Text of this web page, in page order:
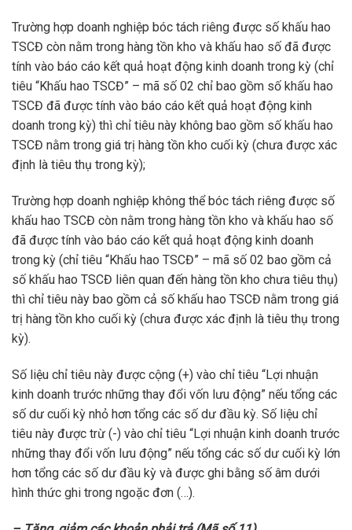
Trường hợp doanh nghiệp bóc tách riêng được số khấu hao
TSCĐ còn nằm trong hàng tồn kho và khấu hao số đã được
tính vào báo cáo kết quả hoạt động kinh doanh trong kỳ (chỉ
tiêu “Khấu hao TSCĐ” – mã số 02 chỉ bao gồm số khấu hao
TSCĐ đã được tính vào báo cáo kết quả hoạt động kinh
doanh trong kỳ) thì chỉ tiêu này không bao gồm số khấu hao
TSCĐ nằm trong giá trị hàng tồn kho cuối kỳ (chưa được xác
định là tiêu thụ trong kỳ);
Trường hợp doanh nghiệp không thể bóc tách riêng được số
khấu hao TSCĐ còn nằm trong hàng tồn kho và khấu hao số
đã được tính vào báo cáo kết quả hoạt động kinh doanh
trong kỳ (chỉ tiêu “Khấu hao TSCĐ” – mã số 02 bao gồm cả
số khấu hao TSCĐ liên quan đến hàng tồn kho chưa tiêu thụ)
thì chỉ tiêu này bao gồm cả số khấu hao TSCĐ nằm trong giá
trị hàng tồn kho cuối kỳ (chưa được xác định là tiêu thụ trong
kỳ).
Số liệu chỉ tiêu này được cộng (+) vào chỉ tiêu “Lợi nhuận
kinh doanh trước những thay đổi vốn lưu động” nếu tổng các
số dư cuối kỳ nhỏ hơn tổng các số dư đầu kỳ. Số liệu chỉ
tiêu này được trừ (-) vào chỉ tiêu “Lợi nhuận kinh doanh trước
những thay đổi vốn lưu động” nếu tổng các số dư cuối kỳ lớn
hơn tổng các số dư đầu kỳ và được ghi bằng số âm dưới
hình thức ghi trong ngoặc đơn (…).